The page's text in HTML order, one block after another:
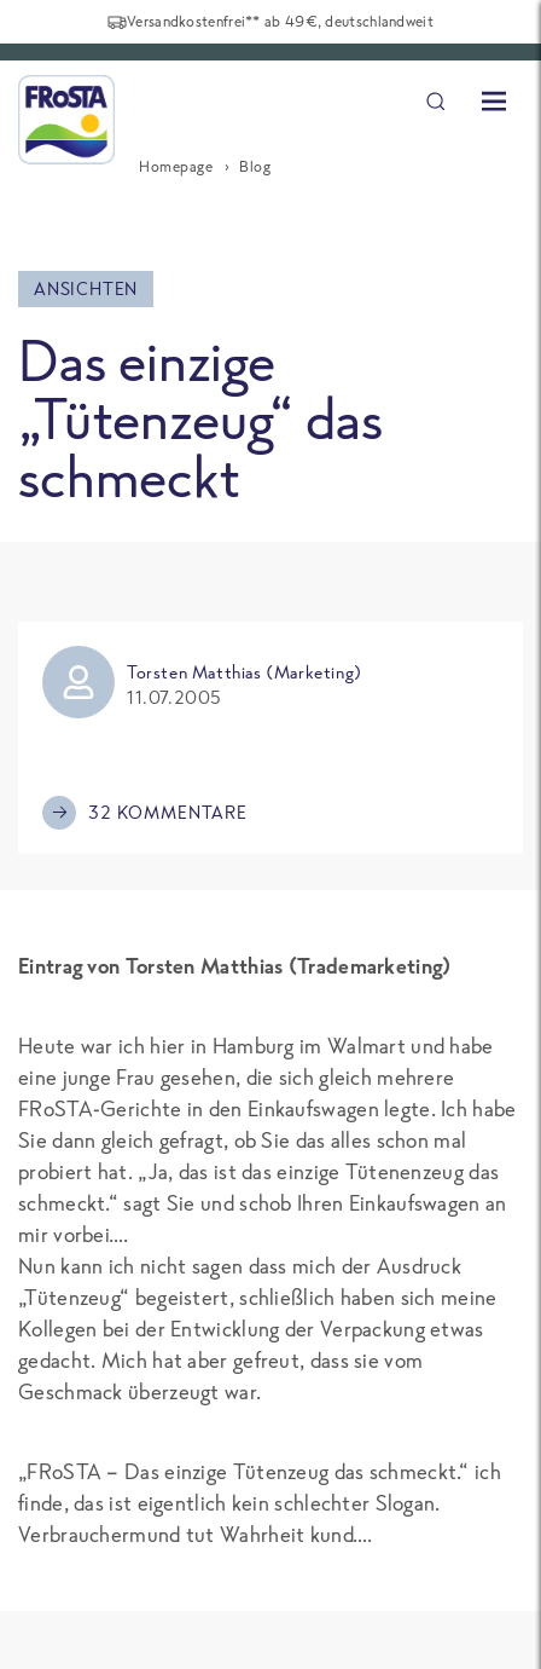
Versandkostenfrei** ab 49€, deutschlandweit
Homepage Blog
ANSICHTEN
Das einzige
„Tütenzeug“ das
schmeckt
Torsten Matthias (Marketing)
11.07.2005
32 KOMMENTARE
Eintrag von Torsten Matthias (Trademarketing)
Heute war ich hier in Hamburg im Walmart und habe
eine junge Frau gesehen, die sich gleich mehrere
FRoSTA-Gerichte in den Einkaufswagen legte. Ich habe
Sie dann gleich gefragt, ob Sie das alles schon mal
probiert hat. „Ja, das ist das einzige Tütenenzeug das
schmeckt.“ sagt Sie und schob Ihren Einkaufswagen an
mir vorbei….
Nun kann ich nicht sagen dass mich der Ausdruck
„Tütenzeug“ begeistert, schließlich haben sich meine
Kollegen bei der Entwicklung der Verpackung etwas
gedacht. Mich hat aber gefreut, dass sie vom
Geschmack überzeugt war.
„FRoSTA – Das einzige Tütenzeug das schmeckt.“ ich
finde, das ist eigentlich kein schlechter Slogan.
Verbrauchermund tut Wahrheit kund….